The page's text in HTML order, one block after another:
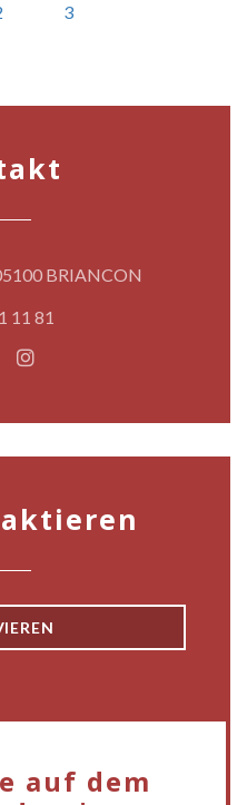
3
BRIANCON
11 81
((öffnet ein neues
Instagram ((öffnet ein
auf dem